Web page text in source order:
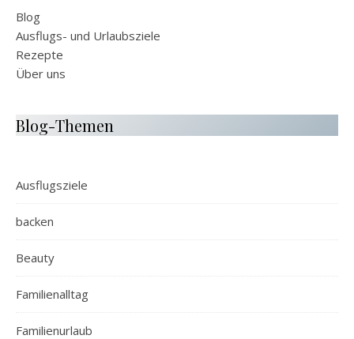
Blog
Ausflugs- und Urlaubsziele
Rezepte
Über uns
Blog-Themen
Ausflugsziele
backen
Beauty
Familienalltag
Familienurlaub